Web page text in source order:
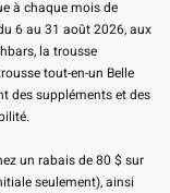
à chaque mois de
6 au 31 août 2026, aux
la trousse
tout-en-un Belle
des suppléments et des
un rabais de 80 $ sur
seulement), ainsi